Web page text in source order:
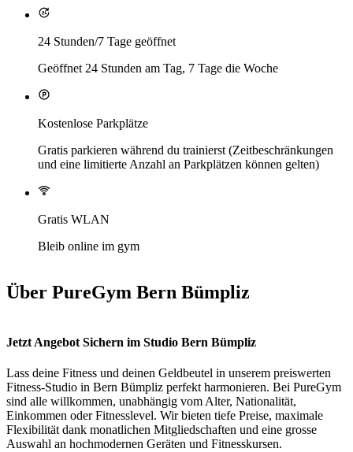
24 Stunden/7 Tage geöffnet
Geöffnet 24 Stunden am Tag, 7 Tage die Woche
Kostenlose Parkplätze
Gratis parkieren während du trainierst (Zeitbeschränkungen
und eine limitierte Anzahl an Parkplätzen können gelten)
Gratis WLAN
Bleib online im gym
Über PureGym Bern Bümpliz
Jetzt Angebot Sichern im Studio Bern Bümpliz
Lass deine Fitness und deinen Geldbeutel in unserem preiswerten
Fitness-Studio in Bern Bümpliz perfekt harmonieren. Bei PureGym
sind alle willkommen, unabhängig vom Alter, Nationalität,
Einkommen oder Fitnesslevel. Wir bieten tiefe Preise, maximale
Flexibilität dank monatlichen Mitgliedschaften und eine grosse
Auswahl an hochmodernen Geräten und Fitnesskursen.